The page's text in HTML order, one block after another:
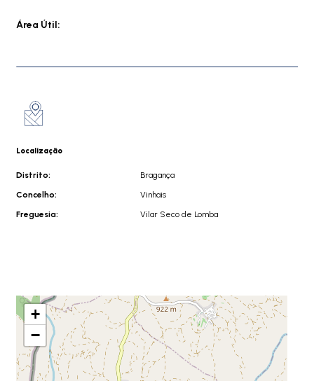
Área Útil:
Localização
Distrito:
Bragança
Concelho:
Vinhais
Freguesia:
Vilar Seco de Lomba
+
−